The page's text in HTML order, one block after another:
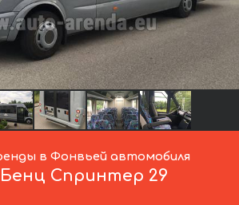
в Фонвьей автомобиля
Спринтер 29